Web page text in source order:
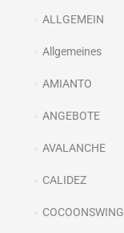
ALLGEMEIN
Allgemeines
AMIANTO
ANGEBOTE
AVALANCHE
CALIDEZ
COCOONSWING